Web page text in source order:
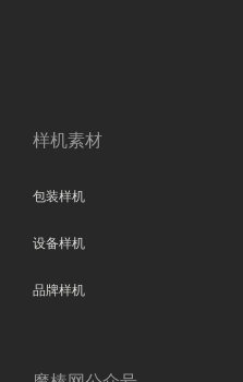
样机素材
包装样机
设备样机
品牌样机